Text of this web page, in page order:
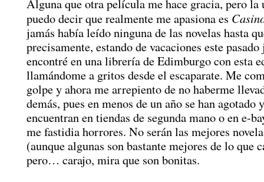
Alguna que otra película me hace gracia, pero la
puedo decir que realmente me apasiona es
jamás había leído ninguna de las novelas hasta
precisamente, estando de vacaciones este
encontré en una librería de Edimburgo con esta
llamándome a gritos desde el escaparate. Me
golpe y ahora me arrepiento de no haberme
demás, pues en menos de un año se han agotado
encuentran en tiendas de segunda mano o en e-
me fastidia horrores. No serán las mejores
(aunque algunas son bastante mejores de lo que
pero… carajo, mira que son bonitas.